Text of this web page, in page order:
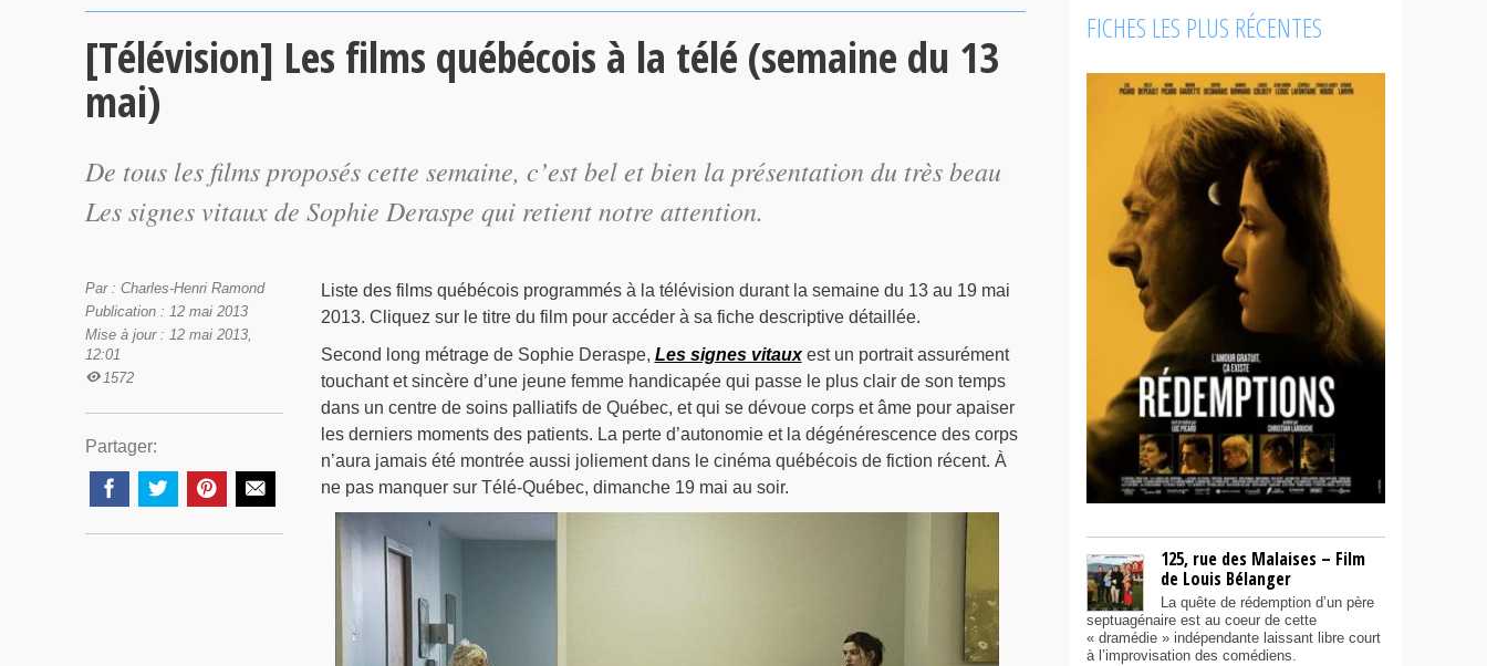
[Télévision] Les films québécois à la télé (semaine du 13
mai)
De tous les films proposés cette semaine, c’est bel et bien la présentation du très beau
Les signes vitauxde Sophie Deraspe qui retient notre attention.
Liste des films québécois programmés à la télévision durant la semaine du 13 au 19 mai
2013. Cliquez sur le titre du film pour accéder à sa fiche descriptive détaillée.
Second long métrage de Sophie Deraspe, Les signes vitauxest un portrait assurément
touchant et sincère d’une jeune femme handicapée qui passe le plus clair de son temps
dans un centre de soins palliatifs de Québec, et qui se dévoue corps et âme pour apaiser
les derniers moments des patients. La perte d’autonomie et la dégénérescence des corps
n’aura jamais été montrée aussi joliement dans le cinéma québécois de fiction récent. À
ne pas manquer sur Télé-Québec, dimanche 19 mai au soir.
Par : Charles-Henri Ramond
Publication : 12 mai 2013
Mise à jour : 12 mai 2013,
12:01
1572
Partager:
FICHES LES PLUS RÉCENTES
125, rue des Malaises – Film
de Louis Bélanger
La quête de rédemption d’un père
septuagénaire est au coeur de cette
« dramédie » indépendante laissant libre court
à l’improvisation des comédiens.